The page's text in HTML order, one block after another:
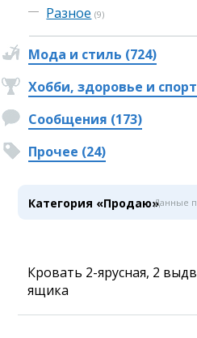
Разное (9)
Мода и стиль (724)
Хобби, здоровье и
Сообщения (173)
Прочее (24)
Категория «Продаю»Данные
Кровать 2-ярусная, 2
ящика